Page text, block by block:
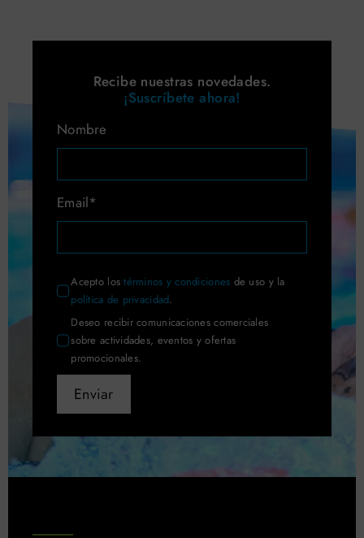
Recibe nuestras novedades.
¡Suscríbete ahora!
Nombre
Email*
Acepto lostérminos y condiciones de uso y la
política de privacidad.
Deseo recibir comunicaciones comerciales
sobre actividades, eventos y ofertas
promocionales.
Enviar